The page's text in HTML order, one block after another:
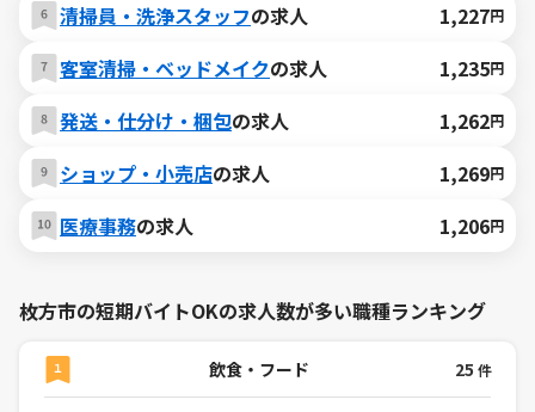
清掃員・洗浄スタッフの求人 1,227円
客室清掃・ベッドメイクの求人 1,235円
発送・仕分け・梱包の求人 1,262円
ショップ・小売店の求人 1,269円
医療事務の求人 1,206円
枚方市の短期バイトOKの求人数が多い職種ランキング
飲食・フード 25 件